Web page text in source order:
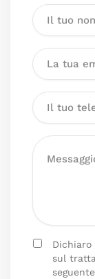
Dichiaro
sul
seguente